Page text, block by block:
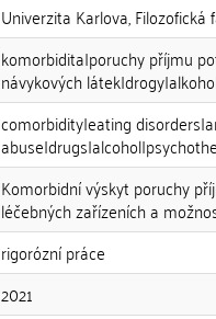
Univerzita Karlova, Filozofická
komorbidita|poruchy příjmu
návykových
comorbidity|eating
Komorbidní výskyt poruchy
léčebných zařízeních a
rigorózní práce
2021